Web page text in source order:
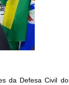
da Defesa Civil do